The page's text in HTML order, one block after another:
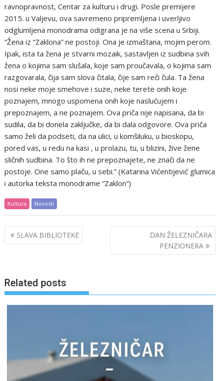
ravnopravnost, Centar za kulturu i drugi. Posle premijere
2015. u Valjevu, ova savremeno pripremljena i uverljivo
odglumljena monodrama odigrana je na više scena u Srbiji.
“Žena iz “Zaklona” ne postoji. Ona je izmaštana, mojim perom.
Ipak, ista ta žena je stvarni mozaik, sastavljen iz sudbina svih
žena o kojima sam slušala, koje sam proučavala, o kojima sam
razgovarala, čija sam slova čitala, čije sam reči čula. Ta žena
nosi neke moje smehove i suze, neke terete onih koje
poznajem, mnogo uspomena onih koje naslućujem i
prepoznajem, a ne poznajem. Ova priča nije napisana, da bi
sudila, da bi donela zaključke, da bi dala odgovore. Ova priča
samo želi da podseti, da na ulici, u komšiluku, u bioskopu,
pored vas, u redu na kasi , u prolazu, tu, u blizini, žive žene
sličnih sudbina. To što ih ne prepoznajete, ne znači da ne
postoje. One samo plaču, u sebi.” (Katarina Vićentijević glumica
i autorka teksta monodrame “Zaklon”)
Kultura Novosti
Post
navigation
SLAVA BIBLIOTEKE
DAN ŽELEZNIČARA
PENZIONERA
Related posts